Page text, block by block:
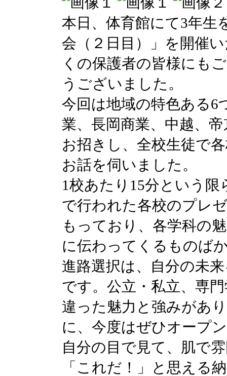
本日、体育館にて3年生
会（２日目）」を開催
くの保護者の皆様にも
うございました。
今回は地域の特色ある6
業、長岡商業、中越、
お招きし、全校生徒で
お話を伺いました。
1校あたり15分という
で行われた各校のプレ
もっており、各学科の
に伝わってくるものば
進路選択は、自分の未
です。公立・私立、専
違った魅力と強みがあ
に、今度はぜひオープ
自分の目で見て、肌で
「これだ！」と思える